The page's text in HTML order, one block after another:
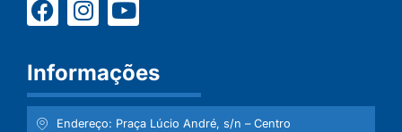
Informações
Endereço: Praça Lúcio André, s/n – Centro